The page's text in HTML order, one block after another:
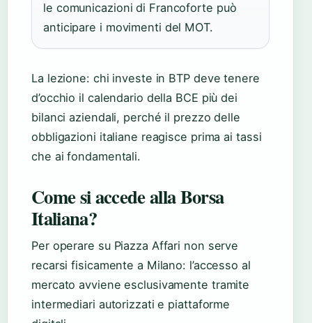
le comunicazioni di Francoforte può
anticipare i movimenti del MOT.
La lezione: chi investe in BTP deve tenere
d’occhio il calendario della BCE più dei
bilanci aziendali, perché il prezzo delle
obbligazioni italiane reagisce prima ai tassi
che ai fondamentali.
Come si accede alla Borsa
Italiana?
Per operare su Piazza Affari non serve
recarsi fisicamente a Milano: l’accesso al
mercato avviene esclusivamente tramite
intermediari autorizzati e piattaforme